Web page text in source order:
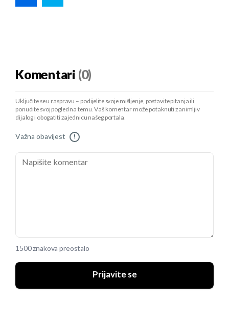
Komentari (0)
Uključite se u raspravu – podijelite svoje mišljenje, postavite pitanja ili
ponudite svoj pogled na temu. Vaš komentar može potaknuti zanimljiv
dijalog i obogatiti zajednicu našeg portala.
Važna obavijest !
1500 znakova preostalo
Prijavite se